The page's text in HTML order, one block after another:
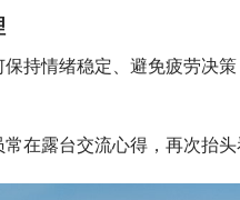
持情绪稳定、避免疲劳决
在露台交流心得，再次抬